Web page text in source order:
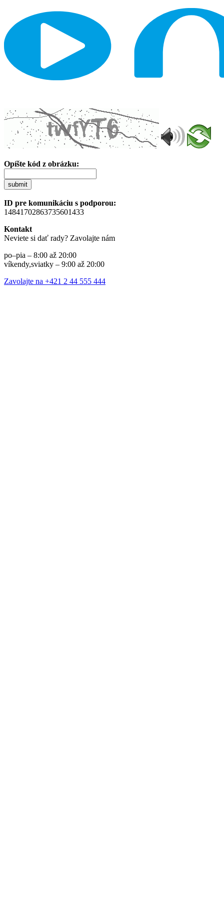
Opíšte kód z obrázku:
submit
ID pre komunikáciu s podporou:
14841702863735601433
Kontakt
Neviete si dať rady? Zavolajte nám
po–pia – 8:00 až 20:00
víkendy,sviatky – 9:00 až 20:00
Zavolajte na +421 2 44 555 444